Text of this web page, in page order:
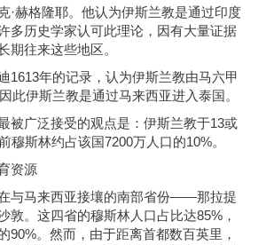
·赫格隆耶。他认为伊斯兰教是通过印度
多历史学家认可此理论，因有大量证据
期往来这些地区。
1613年的记录，认为伊斯兰教由马六甲
此伊斯兰教是通过马来西亚进入泰国。
被广泛接受的观点是：伊斯兰教于13或
穆斯林约占该国7200万人口的10%。
资源
与马来西亚接壤的南部省份——那拉提
敦。这四省的穆斯林人口占比达85%，
90%。然而，由于距离首都数百英里，